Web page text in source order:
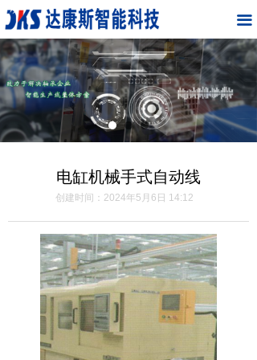
끀
首页
关于我们
产品中心
合作伙伴
新闻中心
联系我们
在线留言
电缸机械手式自动线
创建时间： 2024年5月6日 14:12